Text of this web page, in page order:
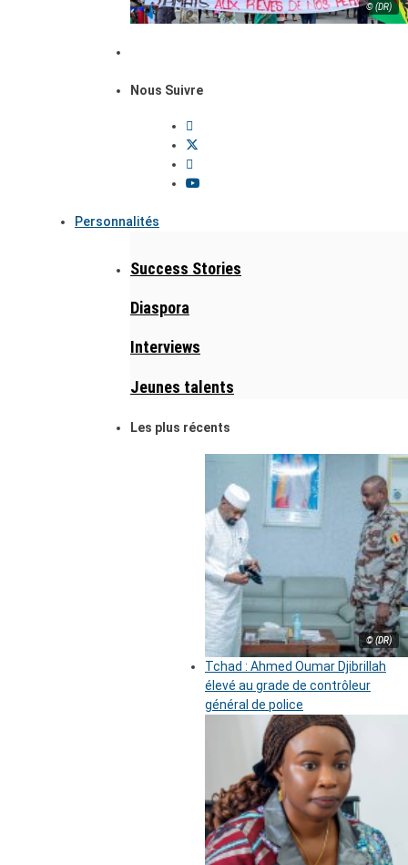
© (DR)
Nous Suivre
Personnalités
Success Stories
Diaspora
Interviews
Jeunes talents
Les plus récents
© (DR)
Tchad : Ahmed Oumar Djibrillah
élevé au grade de contrôleur
général de police